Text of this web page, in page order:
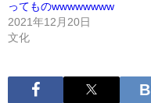
ってものwwwwwwww
2021年12月20日
文化